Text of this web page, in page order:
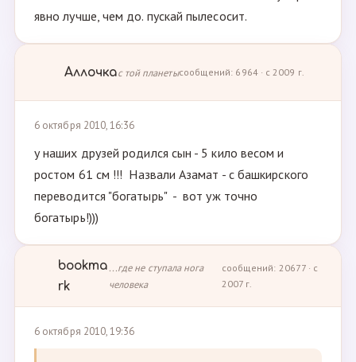
явно лучше, чем до. пускай пылесосит.
Аллочкас той планетысообщений: 6964 · с 2009 г.
6 октября 2010, 16:36
у наших друзей родился сын - 5 кило весом и
ростом 61 см !!! Назвали Азамат - с башкирского
переводится "богатырь" - вот уж точно
богатырь!)))
bookma
rk
...где не ступала нога
человека
сообщений: 20677 · с
2007 г.
6 октября 2010, 19:36